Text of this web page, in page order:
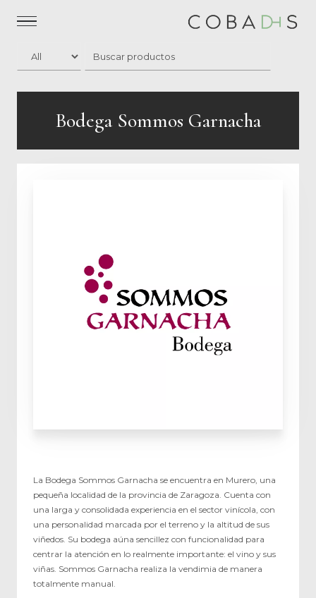
Bodega Sommos Garnacha
La Bodega Sommos Garnacha se encuentra en Murero, una
pequeña localidad de la provincia de Zaragoza. Cuenta con
una larga y consolidada experiencia en el sector vinícola, con
una personalidad marcada por el terreno y la altitud de sus
viñedos. Su bodega aúna sencillez con funcionalidad para
centrar la atención en lo realmente importante: el vino y sus
viñas. Sommos Garnacha realiza la vendimia de manera
totalmente manual.